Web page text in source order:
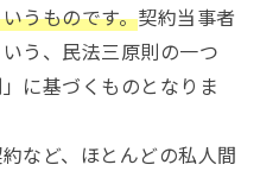
うものです。契約当事者
う、民法三原則の一つ
に基づくものとなりま
など、ほとんどの私人間